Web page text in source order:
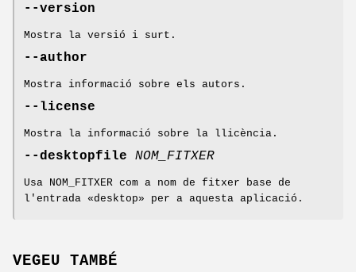
--version
Mostra la versió i surt.
--author
Mostra informació sobre els autors.
--license
Mostra la informació sobre la llicència.
--desktopfile NOM_FITXER
Usa NOM_FITXER com a nom de fitxer base de
l'entrada «desktop» per a aquesta aplicació.
VEGEU TAMBÉ